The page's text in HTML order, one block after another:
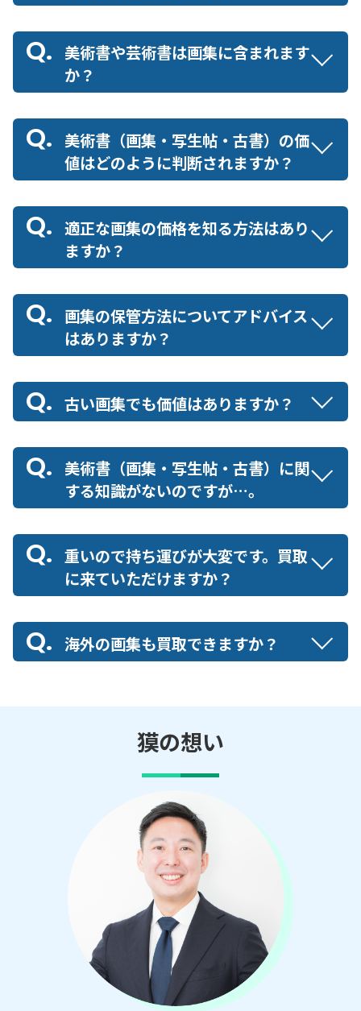
美術書や芸術書は画集に含まれます
か？
美術書（画集・写生帖・古書）の価
値はどのように判断されますか？
適正な画集の価格を知る方法はあり
ますか？
画集の保管方法についてアドバイス
はありますか？
古い画集でも価値はありますか？
美術書（画集・写生帖・古書）に関
する知識がないのですが…。
重いので持ち運びが大変です。買取
に来ていただけますか？
海外の画集も買取できますか？
獏の想い